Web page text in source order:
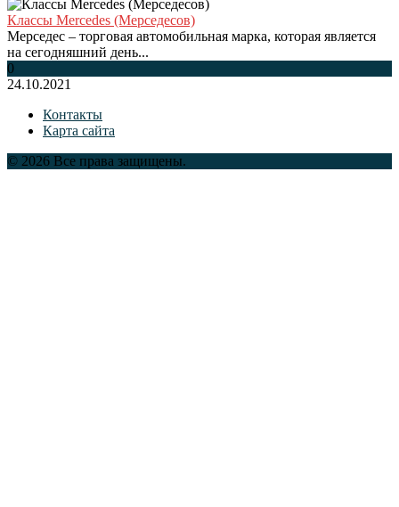
Классы Mercedes (Мерседесов)
Мерседес – торговая автомобильная марка, которая является
на сегодняшний день...
0
24.10.2021
Контакты
Карта сайта
© 2026 Все права защищены.